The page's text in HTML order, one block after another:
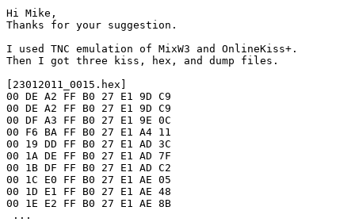
Hi Mike,
Thanks for your suggestion.
I used TNC emulation of MixW3 and OnlineKiss+.
Then I got three kiss, hex, and dump files.
[23012011_0015.hex]
00 DE A2 FF B0 27 E1 9D C9
00 DE A2 FF B0 27 E1 9D C9
00 DF A3 FF B0 27 E1 9E 0C
00 F6 BA FF B0 27 E1 A4 11
00 19 DD FF B0 27 E1 AD 3C
00 1A DE FF B0 27 E1 AD 7F
00 1B DF FF B0 27 E1 AD C2
00 1C E0 FF B0 27 E1 AE 05
00 1D E1 FF B0 27 E1 AE 48
00 1E E2 FF B0 27 E1 AE 8B
...